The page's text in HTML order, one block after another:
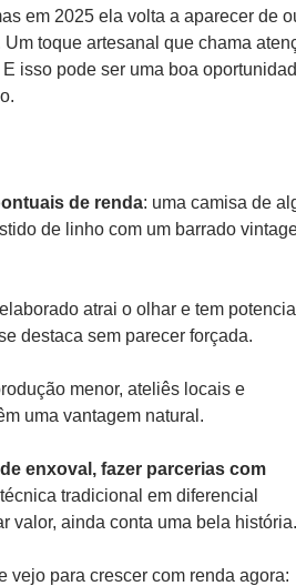
em 2025 ela volta a aparecer de
Um toque artesanal que chama
isso pode ser uma boa
de renda: uma camisa de
de linho com um barrado
atrai o olhar e tem
destaca sem parecer forçada.
menor, ateliês locais e
uma vantagem natural.
enxoval, fazer parcerias com
tradicional em diferencial
valor, ainda conta uma bela história.
vejo para crescer com renda agora: